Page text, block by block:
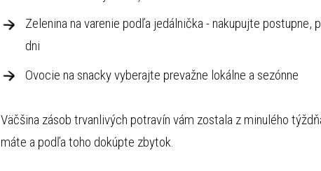
Zelenina na varenie podľa jedálnička - nakupujte
dni
Ovocie na snacky vyberajte prevažne lokálne a sezónne
Väčšina zásob trvanlivých potravín vám zostala z minulého
máte a podľa toho dokúpte zbytok.